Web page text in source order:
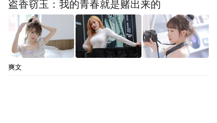
盗香窃玉：我的青春就是赌出来的
爽文